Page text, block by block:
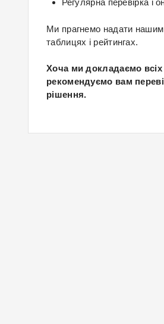
Регулярна перевірка і
Ми прагнемо надати нашим
таблицях і рейтингах.
Хоча ми докладаємо
рекомендуємо вам
рішення.